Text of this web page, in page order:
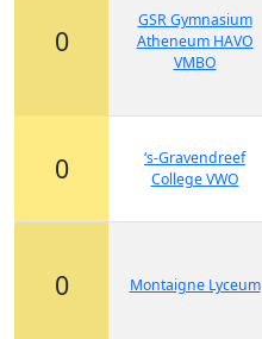
0
GSR Gymnasium
Atheneum HAVO
VMBO
0
‘s-Gravendreef
College VWO
0 Montaigne Lyceum